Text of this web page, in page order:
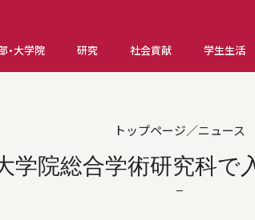
・大学院 研究 社会貢献 学生生活
トップページ／ニュース
大学院総合学術研究科